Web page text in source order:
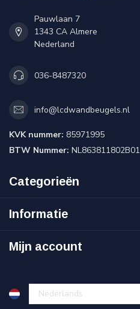
Pauwlaan 7
1343 CA Almere
Nederland
036-8487320
info@lcdwandbeugels.nl
KVK nummer: 85971995
BTW Nummer: NL863811802B01
Categorieën
Informatie
Mijn account